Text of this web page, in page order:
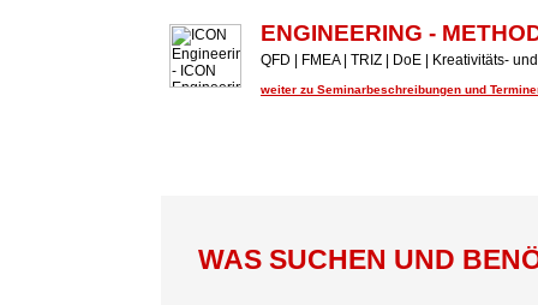
ENGINEERING -
QFD | FMEA | TRIZ | DoE | Kreativitäts-
weiter zu Seminarbeschreibungen und
WAS SUCHEN UND